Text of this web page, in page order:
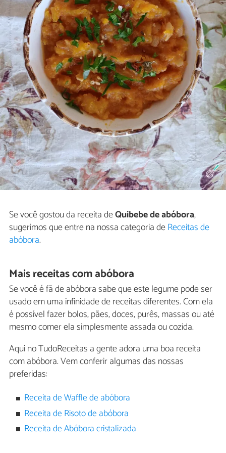
Se você gostou da receita deQuibebe de abóbora,
sugerimos que entre na nossa categoria deReceitas de
abóbora.
Mais receitas com abóbora
Se você é fã de abóbora sabe que este legume pode ser
usado em uma infinidade de receitas diferentes. Com ela
é possível fazer bolos, pães, doces, purês, massas ou até
mesmo comer ela simplesmente assada ou cozida.
Aqui no TudoReceitas a gente adora uma boa receita
com abóbora. Vem conferir algumas das nossas
preferidas:
Receita de Waffle de abóbora
Receita de Risoto de abóbora
Receita de Abóbora cristalizada